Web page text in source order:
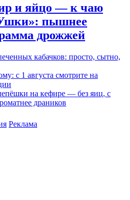
и яйцо — к чаю
пышнее
дрожжей
кабачков: просто, сытно,
с 1 августа смотрите на
на кефире — без яиц, с
драников
Реклама